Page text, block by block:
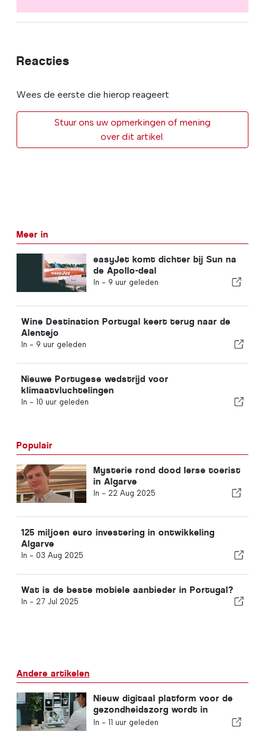
Reacties
Wees de eerste die hierop reageert
Stuur ons uw opmerkingen of mening
over dit artikel.
Meer in
easyJet komt dichter bij Sun na
de Apollo-deal
In - 9 uur geleden
Wine Destination Portugal keert terug naar de
Alentejo
In - 9 uur geleden
Nieuwe Portugese wedstrijd voor
klimaatvluchtelingen
In - 10 uur geleden
Populair
Mysterie rond dood Ierse toerist
in Algarve
In - 22 Aug 2025
125 miljoen euro investering in ontwikkeling
Algarve
In - 03 Aug 2025
Wat is de beste mobiele aanbieder in Portugal?
In - 27 Jul 2025
Andere artikelen
Nieuw digitaal platform voor de
gezondheidszorg wordt in
Portugal gelanceerd
In - 11 uur geleden